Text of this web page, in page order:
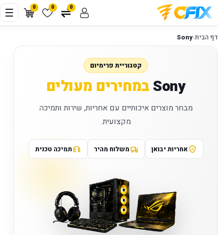
0 0 0
דף הבית‹
Sony
קטגוריית פרימיום
Sonyבמחירים מעולים
מבחר מוצרים איכותיים עם אחריות, שירות ותמיכה
מקצועית.
אחריות יבואן משלוח מהיר תמיכה טכנית